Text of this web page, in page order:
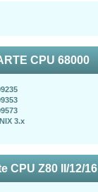
CPU 68000
3.x
CPU Z80 II/12/16